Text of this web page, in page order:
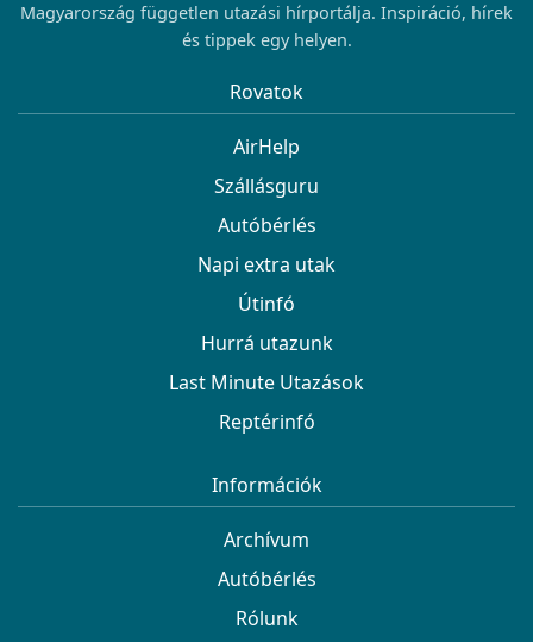
Magyarország független utazási hírportálja. Inspiráció, hírek
és tippek egy helyen.
Rovatok
AirHelp
Szállásguru
Autóbérlés
Napi extra utak
Útinfó
Hurrá utazunk
Last Minute Utazások
Reptérinfó
Információk
Archívum
Autóbérlés
Rólunk